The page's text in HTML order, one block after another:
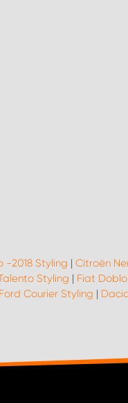
-2018 Styling | Citroën
Styling | Fiat
Ford Courier Styling |